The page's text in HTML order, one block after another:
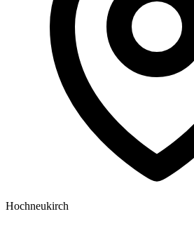
Hochneukirch